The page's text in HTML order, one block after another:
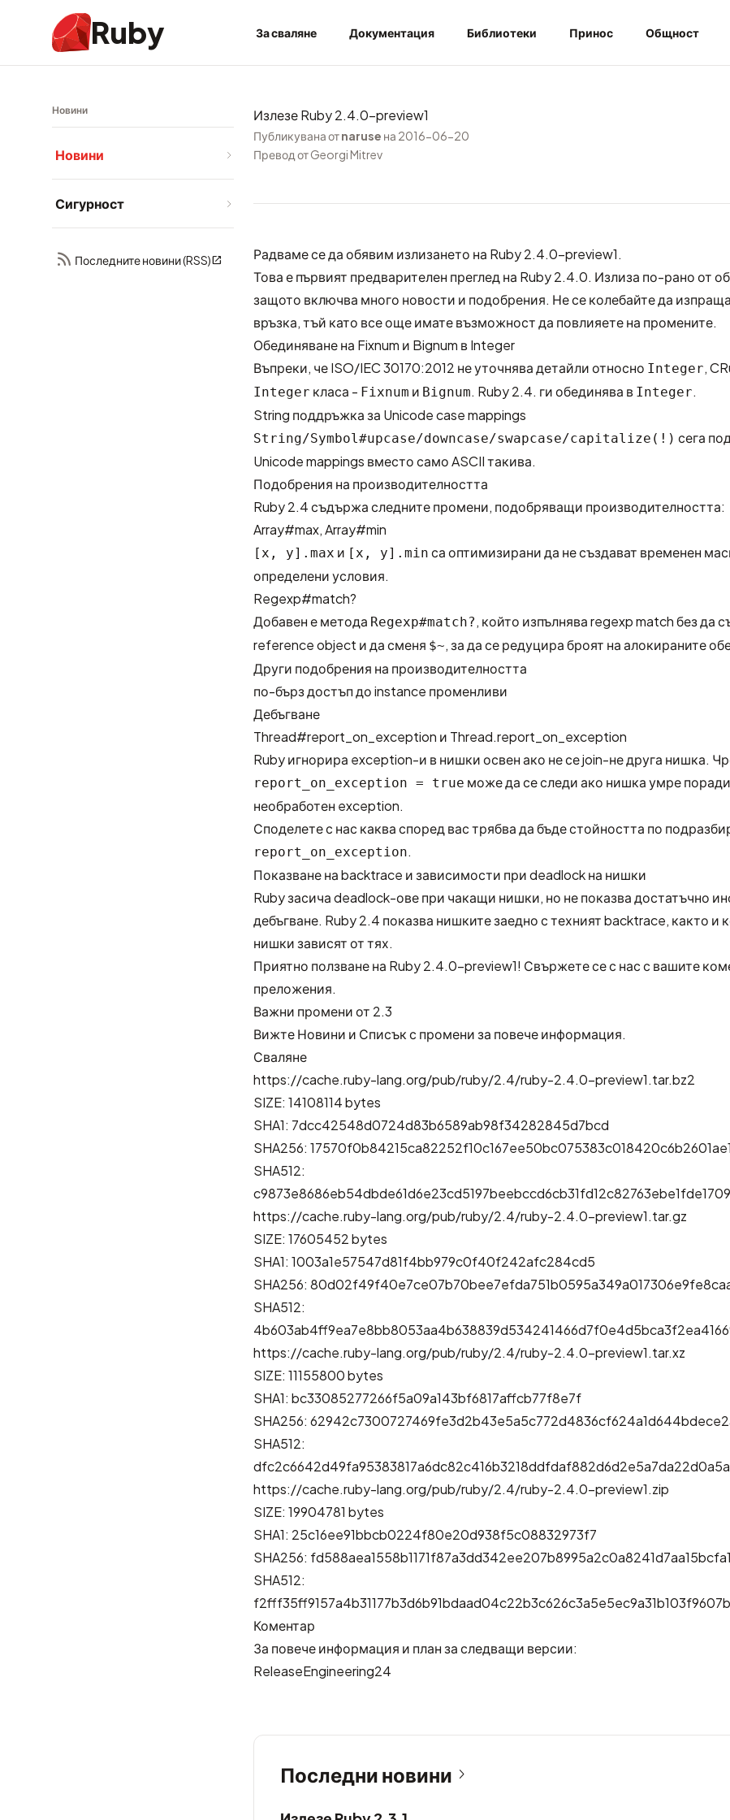
Ruby За сваляне Документация Библиотеки Принос Общност
Новини
Новини
Сигурност
Последните новини (RSS)
Излезе Ruby 2.4.0-preview1
Публикувана отnaruse на 2016-06-20
Превод от Georgi Mitrev
Радваме се да обявим излизането на Ruby 2.4.0-preview1.
Това е първият предварителен преглед на Ruby 2.4.0. Излиза по-рано от
защото включва много новости и подобрения. Не се колебайте да
връзка, тъй като все още имате възможност да повлияете на промените.
Обединяване на Fixnum и Bignum в Integer
Въпреки, чеISO/IEC 30170:2012 не уточнява детайли относно Integer,
Integer класа - Fixnum и Bignum. Ruby 2.4. ги обединява в Integer.
String поддръжка за Unicode case mappings
String/Symbol#upcase/downcase/swapcase/capitalize(!) сега
Unicode mappings вместо само ASCII такива.
Подобрения на производителността
Ruby 2.4 съдържа следните промени, подобряващи производителността:
Array#max, Array#min
[x, y].max и [x, y].min са оптимизирани да не създават временен
определени условия.
Regexp#match?
Добавен е метода Regexp#match? , който изпълнява regexp match без да
reference object и да сменя $~, за да се редуцира броят на алокираните
Други подобрения на производителността
по-бърз достъп до instance променливи
Дебъгване
Thread#report_on_exception и Thread.report_on_exception
Ruby игнорира exception-и в нишки освен ако не се join-не друга нишка.
report_on_exception = true може да се следи ако нишка умре поради
необработен exception.
Споделете с нас каква според вас трябва да бъде стойността по
report_on_exception.
Показване на backtrace и зависимости при deadlock на нишки
Ruby засича deadlock-ове при чакащи нишки, но не показва достатъчно
дебъгване. Ruby 2.4 показва нишките заедно с техният backtrace, както и
нишки зависят от тях.
Приятно ползване на Ruby 2.4.0-preview1! Свържете се с насс вашите
преложения.
Важни промени от 2.3
ВижтеНовини и Списък с промениза повече информация.
Сваляне
https://cache.ruby-lang.org/pub/ruby/2.4/ruby-2.4.0-preview1.tar.bz2
SIZE: 14108114 bytes
SHA1: 7dcc42548d0724d83b6589ab98f34282845d7bcd
SHA256:
SHA512:
https://cache.ruby-lang.org/pub/ruby/2.4/ruby-2.4.0-preview1.tar.gz
SIZE: 17605452 bytes
SHA1: 1003a1e57547d81f4bb979c0f40f242afc284cd5
SHA256:
SHA512:
https://cache.ruby-lang.org/pub/ruby/2.4/ruby-2.4.0-preview1.tar.xz
SIZE: 11155800 bytes
SHA1: bc33085277266f5a09a143bf6817affcb77f8e7f
SHA256:
SHA512:
https://cache.ruby-lang.org/pub/ruby/2.4/ruby-2.4.0-preview1.zip
SIZE: 19904781 bytes
SHA1: 25c16ee91bbcb0224f80e20d938f5c08832973f7
SHA256:
SHA512:
Коментар
За повече информация и план за следващи версии:
ReleaseEngineering24
Последни новини